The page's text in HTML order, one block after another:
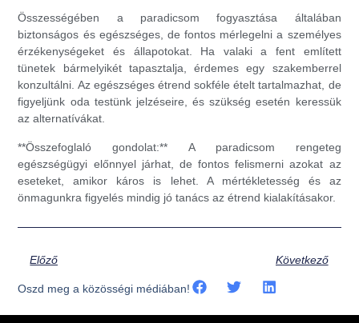
Összességében a paradicsom fogyasztása általában
biztonságos és egészséges, de fontos mérlegelni a személyes
érzékenységeket és állapotokat. Ha valaki a fent említett
tünetek bármelyikét tapasztalja, érdemes egy szakemberrel
konzultálni. Az egészséges étrend sokféle ételt tartalmazhat, de
figyeljünk oda testünk jelzéseire, és szükség esetén keressük
az alternatívákat.
**Összefoglaló gondolat:** A paradicsom rengeteg
egészségügyi előnnyel járhat, de fontos felismerni azokat az
eseteket, amikor káros is lehet. A mértékletesség és az
önmagunkra figyelés mindig jó tanács az étrend kialakításakor.
Előző Következő
Oszd meg a közösségi médiában!